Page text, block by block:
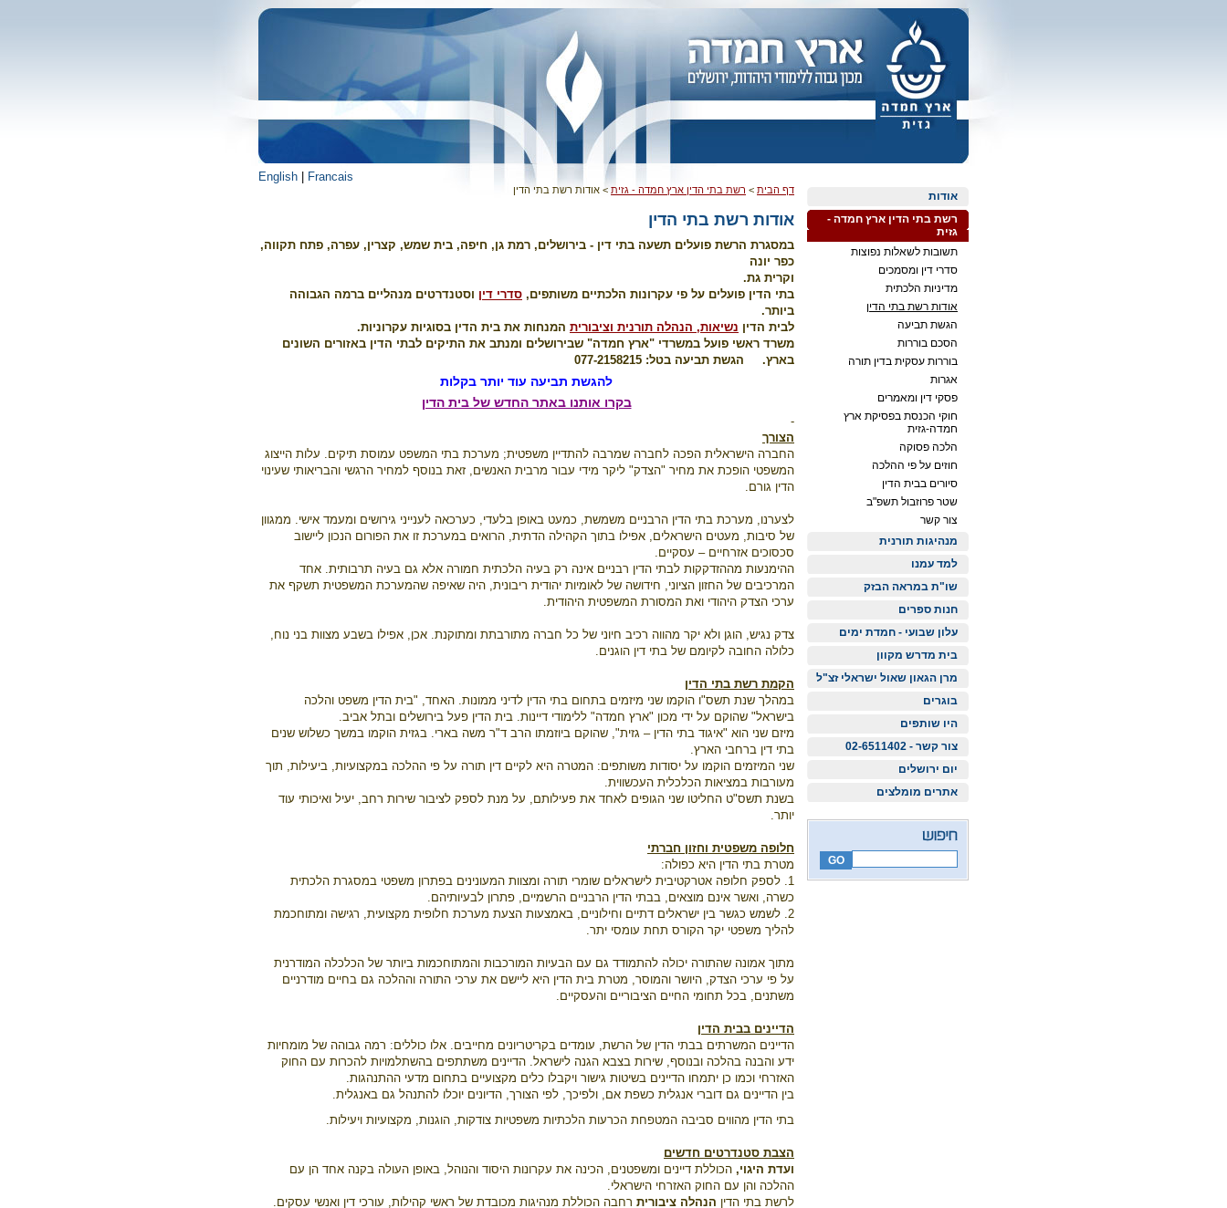
English Francais
אודות
רשת בתי הדין ארץ חמדה -
גזית
תשובות לשאלות נפוצות
סדרי דין ומסמכים
מדיניות הלכתית
אודות רשת בתי הדין
הגשת תביעה
הסכם בוררות
בוררות עסקית בדין תורה
אגרות
פסקי דין ומאמרים
חוקי הכנסת בפסיקת ארץ
חמדה-גזית
הלכה פסוקה
חוזים על פי ההלכה
סיורים בבית הדין
שטר פרוזבול תשפ"ב
צור קשר
מנהיגות תורנית
למד עמנו
שו"ת במראה הבזק
חנות ספרים
עלון שבועי - חמדת ימים
בית מדרש מקוון
מרן הגאון שאול ישראלי זצ"ל
בוגרים
היו שותפים
צור קשר - 02-6511402
יום ירושלים
אתרים מומלצים
דף הבית > רשת בתי הדין ארץ חמדה - גזית > אודות רשת בתי הדין
אודות רשת בתי הדין
במסגרת הרשת פועלים תשעה בתי דין - בירושלים, רמת גן, חיפה, בית שמש, קצרין, עפרה, פתח תקווה,
כפר יונה
וקרית גת.
בתי הדין פועלים על פי עקרונות הלכתיים משותפים, סדרי דין וסטנדרטים מנהליים ברמה הגבוהה
ביותר.
לבית הדין נשיאות, הנהלה תורנית וציבורית המנחות את בית הדין בסוגיות עקרוניות.
משרד ראשי פועל במשרדי "ארץ חמדה" שבירושלים ומנתב את התיקים לבתי הדין באזורים השונים
בארץ. הגשת תביעה בטל: 077-2158215
להגשת תביעה עוד יותר בקלות
בקרו אותנו באתר החדש של בית הדין
-
הצורך
החברה הישראלית הפכה לחברה שמרבה להתדיין משפטית; מערכת בתי המשפט עמוסת תיקים. עלות הייצוג
המשפטי הופכת את מחיר "הצדק" ליקר מידי עבור מרבית האנשים, זאת בנוסף למחיר הרגשי והבריאותי שעינוי
הדין גורם.
לצערנו, מערכת בתי הדין הרבניים משמשת, כמעט באופן בלעדי, כערכאה לענייני גירושים ומעמד אישי. ממגוון
של סיבות, מעטים הישראלים, אפילו בתוך הקהילה הדתית, הרואים במערכת זו את הפורום הנכון ליישוב
סכסוכים אזרחיים – עסקיים.
ההימנעות מההזדקקות לבתי הדין רבניים אינה רק בעיה הלכתית חמורה אלא גם בעיה תרבותית. אחד
המרכיבים של החזון הציוני, חידושה של לאומיות יהודית ריבונית, היה שאיפה שהמערכת המשפטית תשקף את
ערכי הצדק היהודי ואת המסורת המשפטית היהודית.
צדק נגיש, הוגן ולא יקר מהווה רכיב חיוני של כל חברה מתורבתת ומתוקנת. אכן, אפילו בשבע מצוות בני נוח,
כלולה החובה לקיומם של בתי דין הוגנים.
הקמת רשת בתי הדין
במהלך שנת תשס"ו הוקמו שני מיזמים בתחום בתי הדין לדיני ממונות. האחד, "בית הדין משפט והלכה
בישראל" שהוקם על ידי מכון "ארץ חמדה" ללימודי דיינות. בית הדין פעל בירושלים ובתל אביב.
מיזם שני הוא "איגוד בתי הדין – גזית", שהוקם ביוזמתו הרב ד"ר משה בארי. בגזית הוקמו במשך כשלוש שנים
בתי דין ברחבי הארץ.
שני המיזמים הוקמו על יסודות משותפים: המטרה היא לקיים דין תורה על פי ההלכה במקצועיות, ביעילות, תוך
מעורבות במציאות הכלכלית העכשווית.
בשנת תשס"ט החליטו שני הגופים לאחד את פעילותם, על מנת לספק לציבור שירות רחב, יעיל ואיכותי עוד
יותר.
חלופה משפטית וחזון חברתי
מטרת בתי הדין היא כפולה:
1. לספק חלופה אטרקטיבית לישראלים שומרי תורה ומצוות המעונינים בפתרון משפטי במסגרת הלכתית
כשרה, ואשר אינם מוצאים, בבתי הדין הרבניים הרשמיים, פתרון לבעיותיהם.
2. לשמש כגשר בין ישראלים דתיים וחילוניים, באמצעות הצעת מערכת חלופית מקצועית, רגישה ומתוחכמת
להליך משפטי יקר הקורס תחת עומסי יתר.
מתוך אמונה שהתורה יכולה להתמודד גם עם הבעיות המורכבות והמתוחכמות ביותר של הכלכלה המודרנית
על פי ערכי הצדק, היושר והמוסר, מטרת בית הדין היא ליישם את ערכי התורה וההלכה גם בחיים מודרניים
משתנים, בכל תחומי החיים הציבוריים והעסקיים.
הדיינים בבית הדין
הדיינים המשרתים בבתי הדין של הרשת, עומדים בקריטריונים מחייבים. אלו כוללים: רמה גבוהה של מומחיות
ידע והבנה בהלכה ובנוסף, שירות בצבא הגנה לישראל. הדיינים משתתפים בהשתלמויות להכרות עם החוק
האזרחי וכמו כן יתמחו הדיינים בשיטות גישור ויקבלו כלים מקצועיים בתחום מדעי ההתנהגות.
בין הדיינים גם דוברי אנגלית כשפת אם, ולפיכך, לפי הצורך, הדיונים יוכלו להתנהל גם באנגלית.
בתי הדין מהווים סביבה המטפחת הכרעות הלכתיות משפטיות צודקות, הוגנות, מקצועיות ויעילות.
הצבת סטנדרטים חדשים
ועדת היגוי, הכוללת דיינים ומשפטנים, הכינה את עקרונות היסוד והנוהל, באופן העולה בקנה אחד הן עם
ההלכה והן עם החוק האזרחי הישראלי.
לרשת בתי הדין הנהלה ציבורית רחבה הכוללת מנהיגות מכובדת של ראשי קהילות, עורכי דין ואנשי עסקים.